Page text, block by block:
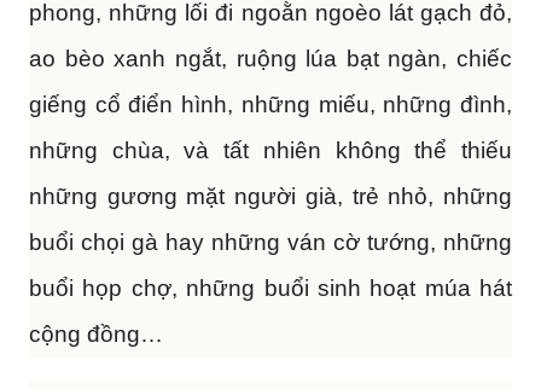
phong, những lối đi ngoằn ngoèo lát gạch đỏ,
ao bèo xanh ngắt, ruộng lúa bạt ngàn, chiếc
giếng cổ điển hình, những miếu, những đình,
những chùa, và tất nhiên không thể thiếu
những gương mặt người già, trẻ nhỏ, những
buổi chọi gà hay những ván cờ tướng, những
buổi họp chợ, những buổi sinh hoạt múa hát
cộng đồng…